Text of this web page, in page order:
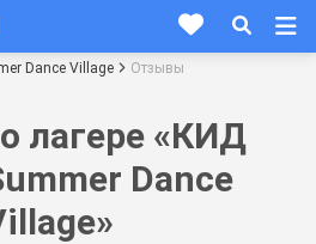
Dance Village Отзывы
лагере «КИД
Dance